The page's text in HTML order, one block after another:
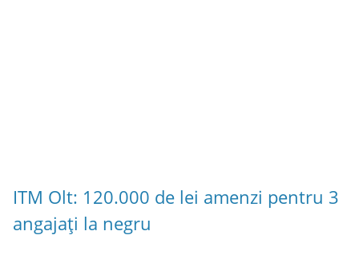
ITM Olt: 120.000 de lei amenzi pentru 3
angajați la negru